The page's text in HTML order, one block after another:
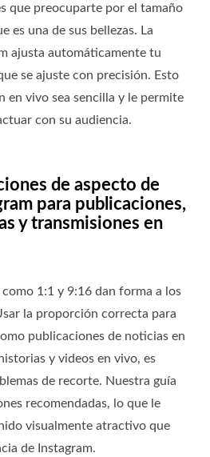
que preocuparte por el tamaño
es una de sus bellezas. La
ajusta automáticamente tu
se ajuste con precisión. Esto
en vivo sea sencilla y le permite
con su audiencia.
de aspecto de
para publicaciones,
y transmisiones en
como 1:1 y 9:16 dan forma a los
la proporción correcta para
publicaciones de noticias en
y videos en vivo, es
de recorte. Nuestra guía
recomendadas, lo que le
visualmente atractivo que
de Instagram.